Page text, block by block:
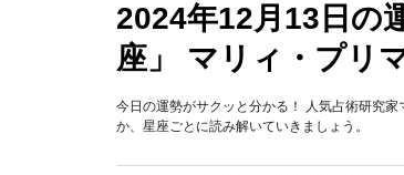
2024年12月13日の
座」 マリィ・プリ
今日の運勢がサクッと分かる！ 人気占術研究
か、星座ごとに読み解いていきましょう。